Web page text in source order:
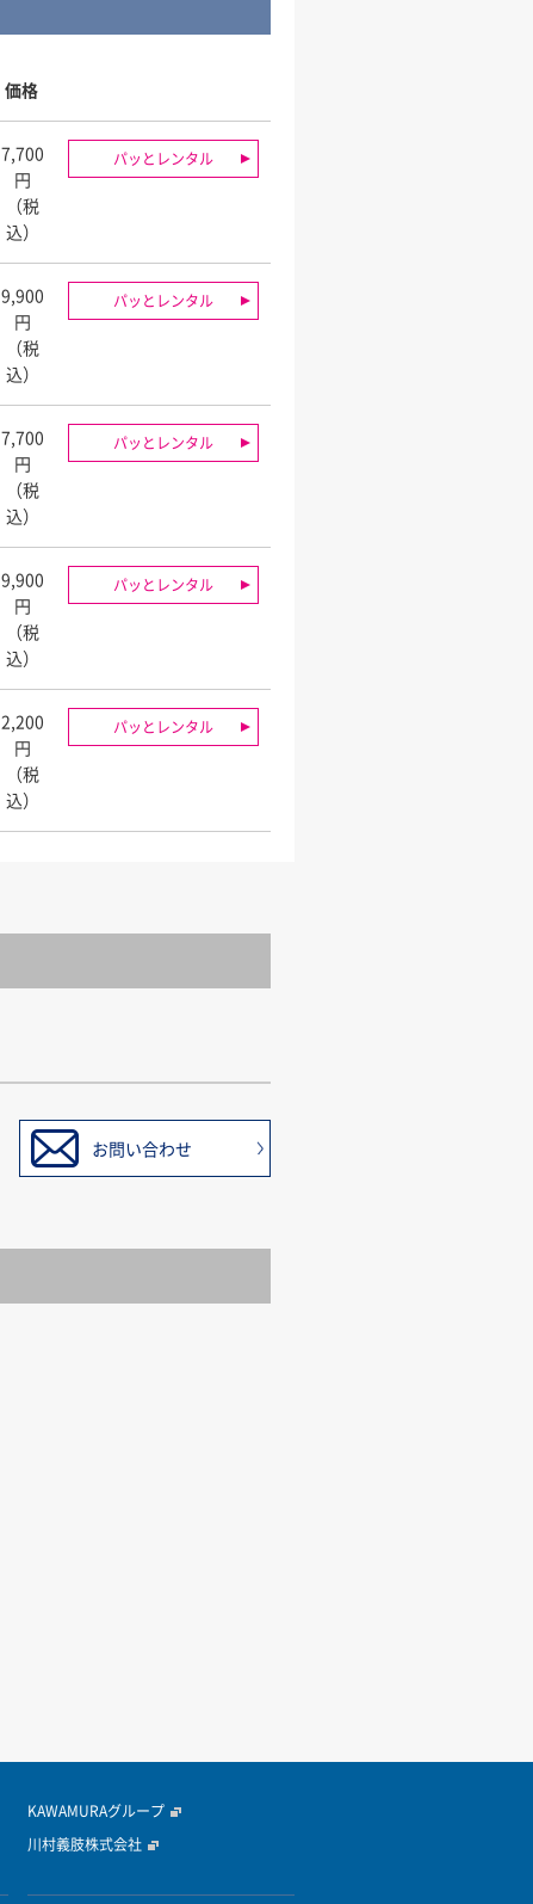
価格
7,700
円
（税
込）
パッとレンタル
9,900
円
（税
込）
パッとレンタル
7,700
円
（税
込）
パッとレンタル
9,900
円
（税
込）
パッとレンタル
2,200
円
（税
込）
パッとレンタル
お問い合わせ
KAWAMURAグループ
川村義肢株式会社